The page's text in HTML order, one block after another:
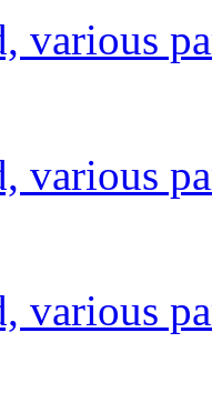
various
various
various